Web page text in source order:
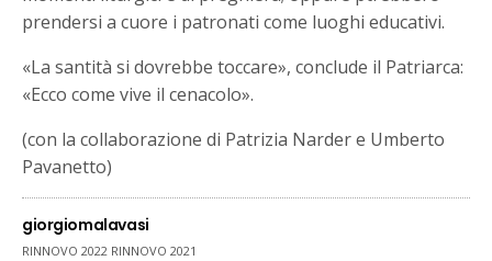
prendersi a cuore i patronati come luoghi educativi.
«La santità si dovrebbe toccare», conclude il Patriarca:
«Ecco come vive il cenacolo».
(con la collaborazione di Patrizia Narder e Umberto
Pavanetto)
giorgiomalavasi
RINNOVO 2022 RINNOVO 2021